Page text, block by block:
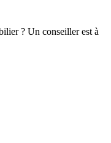
? Un conseiller est à